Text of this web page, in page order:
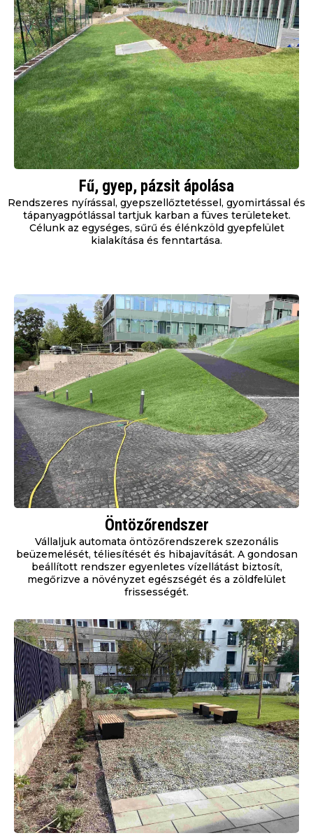
Fű, gyep, pázsit ápolása
Rendszeres nyírással, gyepszellőztetéssel, gyomirtással és
tápanyagpótlással tartjuk karban a füves területeket.
Célunk az egységes, sűrű és élénkzöld gyepfelület
kialakítása és fenntartása.
Öntözőrendszer
Vállaljuk automata öntözőrendszerek szezonális
beüzemelését, téliesítését és hibajavítását. A gondosan
beállított rendszer egyenletes vízellátást biztosít,
megőrizve a növényzet egészségét és a zöldfelület
frissességét.